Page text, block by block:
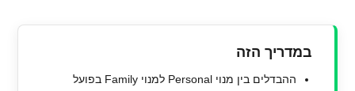
במדריך הזה
ההבדלים בין מנוי Personal למנוי Family בפועל